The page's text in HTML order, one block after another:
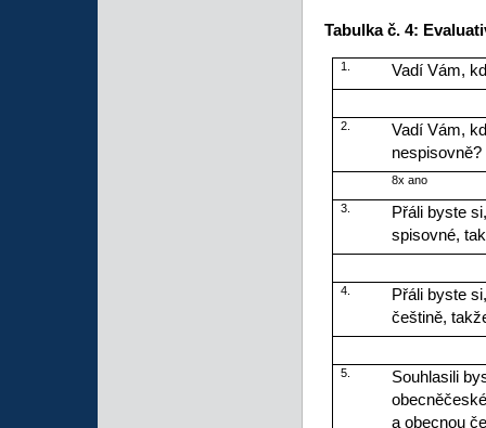
Tabulka č. 4:
1. Vadí Vám,
2.
Vadí Vám,
nespisovně?
8x ano
3.
Přáli byste
spisovné,
4.
Přáli byste
češtině,
5.
Souhlasili
a obecnou